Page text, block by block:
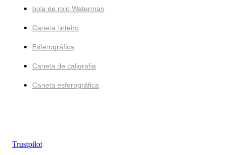
bola de rolo Waterman
Caneta tinteiro
Esferográfica
Caneta de caligrafia
Caneta esferográfica
Trustpilot